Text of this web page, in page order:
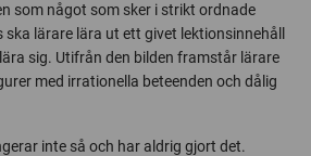
som något som sker i strikt ordnade
lärare lära ut ett givet lektionsinnehåll
sig. Utifrån den bilden framstår lärare
med irrationella beteenden och dålig
inte så och har aldrig gjort det.